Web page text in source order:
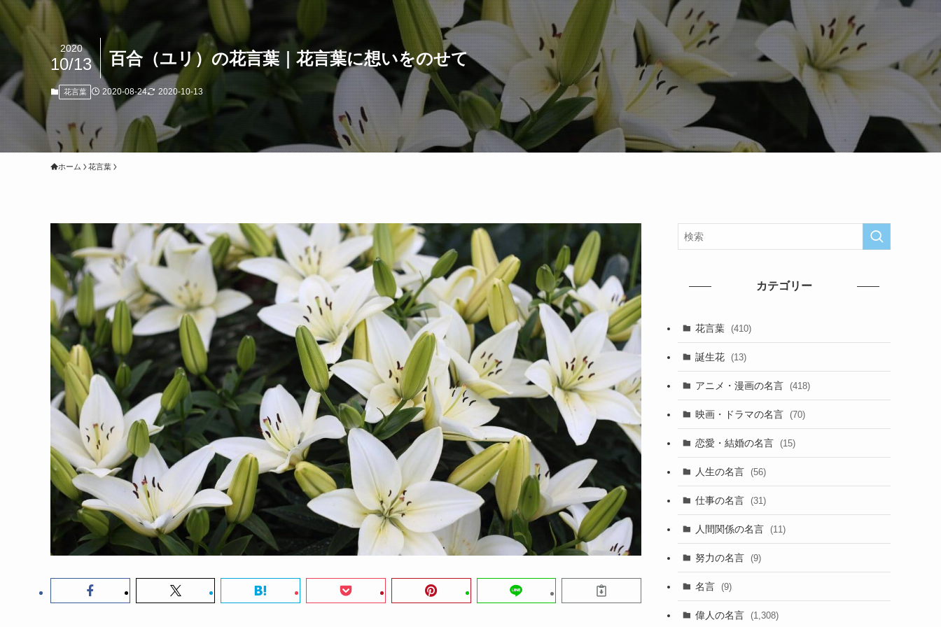
百合（ユリ）の花言葉｜花言葉に想いをのせて
2020
10/13
花言葉 2020-08-24 2020-10-13
ホーム 花言葉
カテゴリー
花言葉 (410)
誕生花 (13)
アニメ・漫画の名言 (418)
映画・ドラマの名言 (70)
恋愛・結婚の名言 (15)
人生の名言 (56)
仕事の名言 (31)
人間関係の名言 (11)
努力の名言 (9)
名言 (9)
偉人の名言 (1,308)